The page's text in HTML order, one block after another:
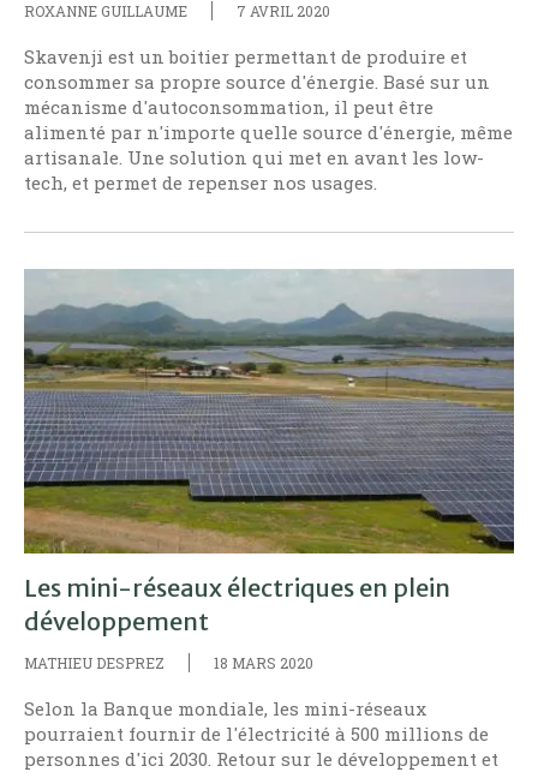
ROXANNE GUILLAUME 7 AVRIL 2020
Skavenji est un boitier permettant de produire et
consommer sa propre source d'énergie. Basé sur un
mécanisme d'autoconsommation, il peut être
alimenté par n'importe quelle source d'énergie, même
artisanale. Une solution qui met en avant les low-
tech, et permet de repenser nos usages.
Les mini-réseaux électriques en plein
développement
MATHIEU DESPREZ 18 MARS 2020
Selon la Banque mondiale, les mini-réseaux
pourraient fournir de l'électricité à 500 millions de
personnes d'ici 2030. Retour sur le développement et